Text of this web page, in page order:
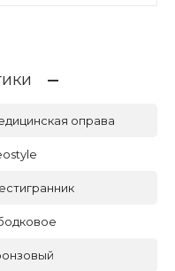
оправа